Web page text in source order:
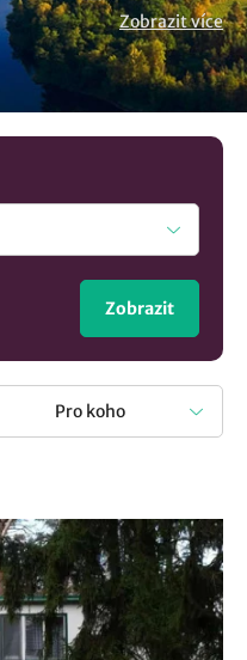
potřebám
kondici. Vyberte si z
limity každý den.
Zobrazit více
Zobrazit
Pro koho